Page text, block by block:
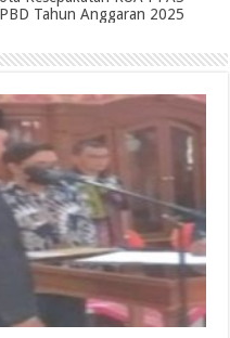
Tahun Anggaran 2025